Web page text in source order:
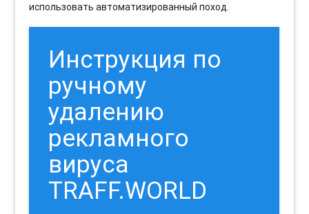
использовать автоматизированный поход.
Инструкция по
ручному
удалению
рекламного
вируса
TRAFF.WORLD